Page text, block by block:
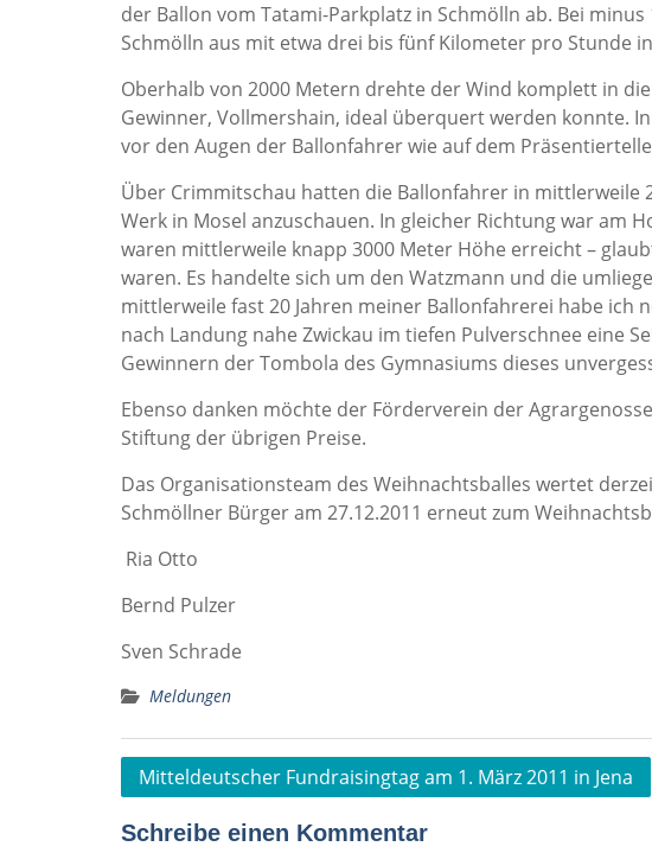
der Ballon vom Tatami-Parkplatz in Schmölln ab. Bei
Schmölln aus mit etwa drei bis fünf Kilometer pro Stunde
Oberhalb von 2000 Metern drehte der Wind komplett in
Gewinner, Vollmershain, ideal überquert werden konnte.
vor den Augen der Ballonfahrer wie auf dem
Über Crimmitschau hatten die Ballonfahrer in mittlerweile
Werk in Mosel anzuschauen. In gleicher Richtung war am
waren mittlerweile knapp 3000 Meter Höhe erreicht –
waren. Es handelte sich um den Watzmann und die
mittlerweile fast 20 Jahren meiner Ballonfahrerei habe ich
nach Landung nahe Zwickau im tiefen Pulverschnee eine
Gewinnern der Tombola des Gymnasiums dieses
Ebenso danken möchte der Förderverein der
Stiftung der übrigen Preise.
Das Organisationsteam des Weihnachtsballes wertet
Schmöllner Bürger am 27.12.2011 erneut zum
Ria Otto
Bernd Pulzer
Sven Schrade
Meldungen
Beitragsnavigation
Mitteldeutscher Fundraisingtag am 1. März 2011 in Jena
Schreibe einen Kommentar